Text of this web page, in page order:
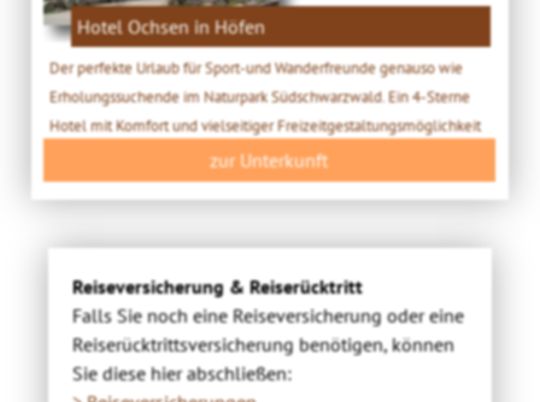
Hotel Ochsen in Höfen
Der perfekte Urlaub für Sport-und Wanderfreunde genauso wie
Erholungssuchende im Naturpark Südschwarzwald. Ein 4-Sterne
Hotel mit Komfort und vielseitiger Freizeitgestaltungsmöglichkeit
zur Unterkunft
Reiseversicherung & Reiserücktritt
Falls Sie noch eine Reiseversicherung oder eine
Reiserücktrittsversicherung benötigen, können
Sie diese hier abschließen: